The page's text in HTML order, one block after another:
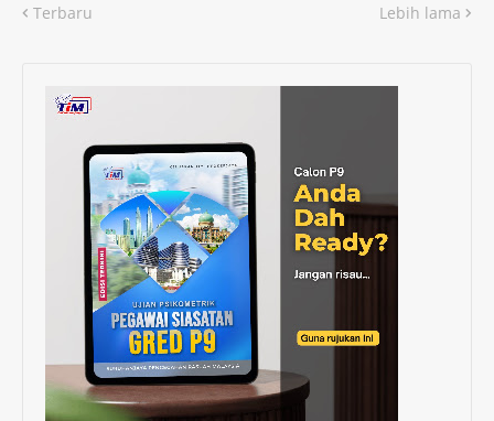
Terbaru Lebih lama